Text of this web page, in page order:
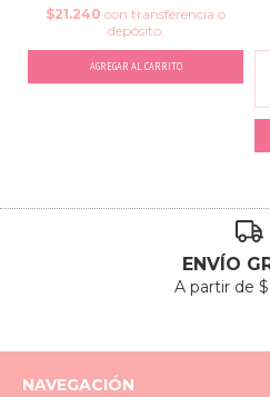
$21.240 con transferencia o
depósito.
AGREGAR AL CARRITO
ENVÍO
A partir de
NAVEGACIÓN